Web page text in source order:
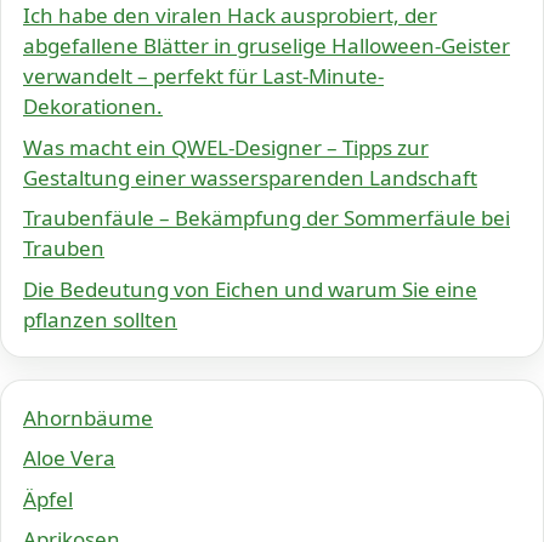
Ich habe den viralen Hack ausprobiert, der
abgefallene Blätter in gruselige Halloween-Geister
verwandelt – perfekt für Last-Minute-
Dekorationen.
Was macht ein QWEL-Designer – Tipps zur
Gestaltung einer wassersparenden Landschaft
Traubenfäule – Bekämpfung der Sommerfäule bei
Trauben
Die Bedeutung von Eichen und warum Sie eine
pflanzen sollten
Ahornbäume
Aloe Vera
Äpfel